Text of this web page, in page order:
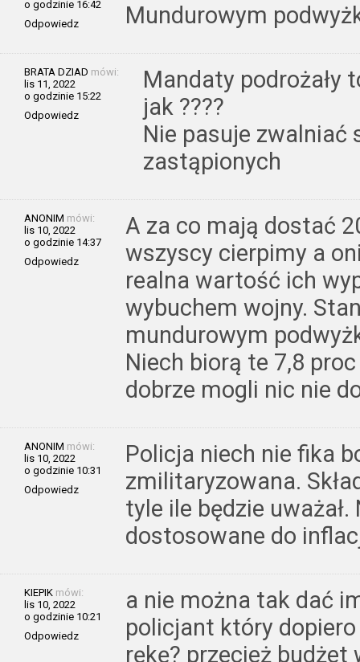
o godzinie 16:42
Odpowiedz
Mundurowym
BRATA DZIAD mówi:
lis 11, 2022
o godzinie 15:22
Odpowiedz
Mandaty podrożały
jak ????
Nie pasuje zwalniać
zastąpionych
ANONIM mówi:
lis 10, 2022
o godzinie 14:37
Odpowiedz
A za co mają dostać
wszyscy cierpimy a
realna wartość ich
wybuchem wojny.
mundurowym
Niech biorą te 7,8
dobrze mogli nic nie
ANONIM mówi:
lis 10, 2022
o godzinie 10:31
Odpowiedz
Policja niech nie fika
zmilitaryzowana.
tyle ile będzie
dostosowane do
KIEPIK mówi:
lis 10, 2022
o godzinie 10:21
Odpowiedz
a nie można tak dać
policjant który
rękę? przecież